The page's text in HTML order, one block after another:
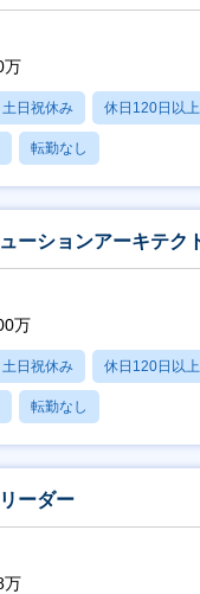
万
土日祝休み 休日120日以上
転勤なし
ーションアーキテク
万
土日祝休み 休日120日以上
転勤なし
ーダー
万